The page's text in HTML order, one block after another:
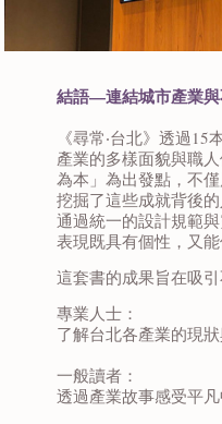
結語—連結城市產業
《尋常‧台北》透過
產業的多樣面貌與職
為本」為出發點，不
挖掘了這些成就背後
通過統一的設計規範
表現既具有個性，又能
這套書的成果旨在吸
專業人士：
了解台北各產業的現狀
一般讀者：
透過產業故事感受平